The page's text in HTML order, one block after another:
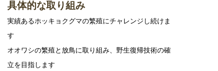
具体的な取り組み
実績あるホッキョクグマの繁殖にチャレンジし続けま
す
オオワシの繁殖と放鳥に取り組み、野生復帰技術の確
立を目指します